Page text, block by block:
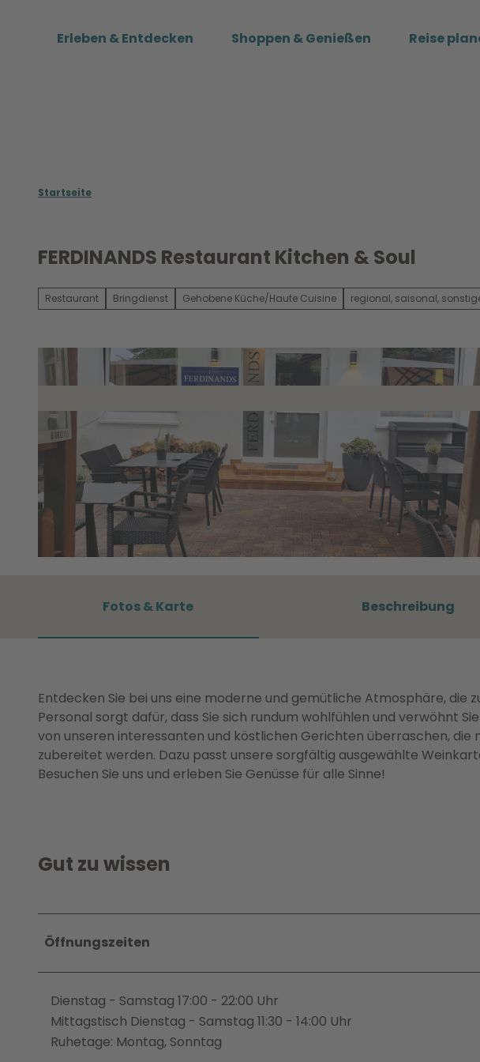
Erleben & Entdecken Shoppen & Genießen Reise
Startseite
FERDINANDS Restaurant Kitchen & Soul
Restaurant Bringdienst Gehobene Küche/Haute Cuisine regional, saisonal,
Fotos & Karte Beschreibung
Entdecken Sie bei uns eine moderne und gemütliche Atmosphäre, die
Personal sorgt dafür, dass Sie sich rundum wohlfühlen und verwöhnt
von unseren interessanten und köstlichen Gerichten überraschen,
zubereitet werden. Dazu passt unsere sorgfältig ausgewählte
Besuchen Sie uns und erleben Sie Genüsse für alle Sinne!
Gut zu wissen
Öffnungszeiten
Dienstag - Samstag 17:00 - 22:00 Uhr
Mittagstisch Dienstag - Samstag 11:30 - 14:00 Uhr
Ruhetage: Montag, Sonntag